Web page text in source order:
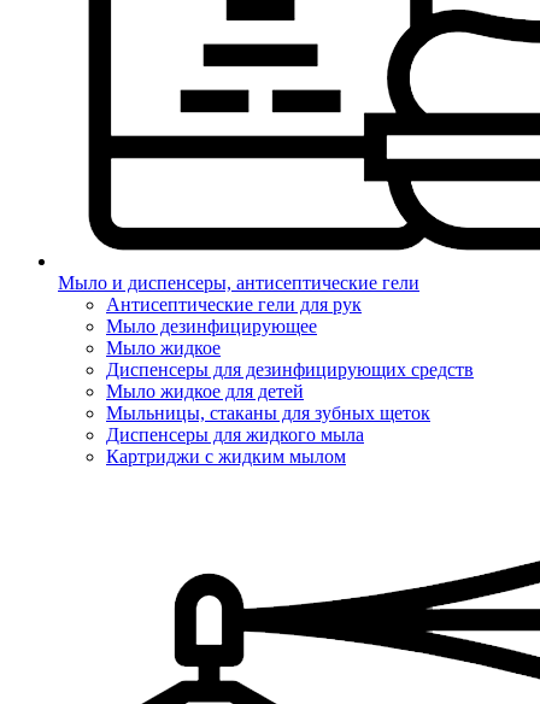
Мыло и диспенсеры, антисептические гели
Антисептические гели для рук
Мыло дезинфицирующее
Мыло жидкое
Диспенсеры для дезинфицирующих средств
Мыло жидкое для детей
Мыльницы, стаканы для зубных щеток
Диспенсеры для жидкого мыла
Картриджи с жидким мылом